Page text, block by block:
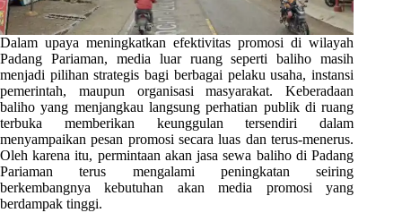
Dalam upaya meningkatkan efektivitas promosi di wilayah
Padang Pariaman, media luar ruang seperti baliho masih
menjadi pilihan strategis bagi berbagai pelaku usaha, instansi
pemerintah, maupun organisasi masyarakat. Keberadaan
baliho yang menjangkau langsung perhatian publik di ruang
terbuka memberikan keunggulan tersendiri dalam
menyampaikan pesan promosi secara luas dan terus-menerus.
Oleh karena itu, permintaan akan jasa sewa baliho di Padang
Pariaman terus mengalami peningkatan seiring
berkembangnya kebutuhan akan media promosi yang
berdampak tinggi.